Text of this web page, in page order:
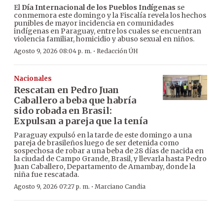
El Día Internacional de los Pueblos Indígenas se
conmemora este domingo y la Fiscalía revela los hechos
punibles de mayor incidencia en comunidades
indígenas en Paraguay, entre los cuales se encuentran
violencia familiar, homicidio y abuso sexual en niños.
Agosto 9, 2026 08:04 p. m. · Redacción ÚH
Nacionales
Rescatan en Pedro Juan
Caballero a beba que habría
sido robada en Brasil:
Expulsan a pareja que la tenía
Paraguay expulsó en la tarde de este domingo a una
pareja de brasileños luego de ser detenida como
sospechosa de robar a una beba de 28 días de nacida en
la ciudad de Campo Grande, Brasil, y llevarla hasta Pedro
Juan Caballero, Departamento de Amambay, donde la
niña fue rescatada.
Agosto 9, 2026 07:27 p. m. · Marciano Candia